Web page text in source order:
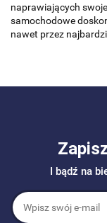
naprawiających
samochodowe
nawet przez
I bądź na